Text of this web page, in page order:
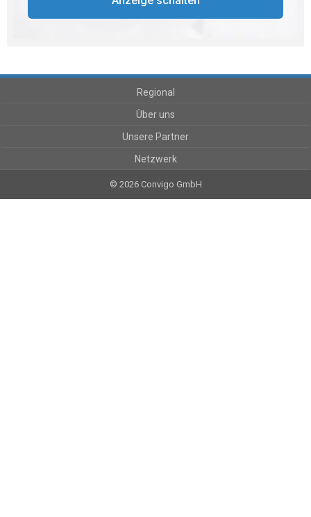
Regional
Über uns
Unsere Partner
Netzwerk
© 2026 Convigo GmbH